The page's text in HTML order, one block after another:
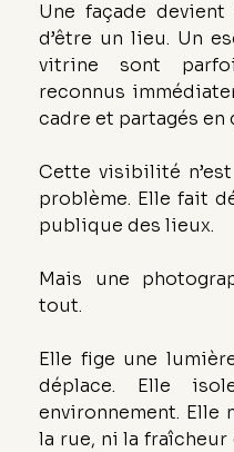
Une façade devient
d’être un lieu. Un
vitrine sont
reconnus
cadre et partagés en
Cette visibilité
problème. Elle fait
publique des lieux.
Mais une
tout.
Elle fige une
déplace. Elle
environnement.
la rue, ni la fraîcheur